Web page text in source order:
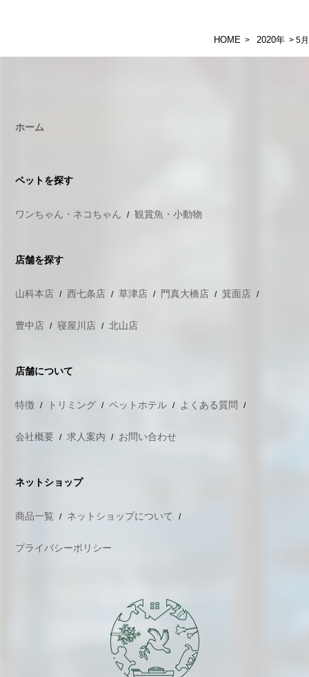
HOME > 2020年 > 5月
ホーム
ペットを探す
ワンちゃん・ネコちゃん 観賞魚・小動物
店舗を探す
山科本店 西七条店 草津店 門真大橋店 箕面店
豊中店 寝屋川店 北山店
店舗について
特徴 トリミング ペットホテル よくある質問
会社概要 求人案内 お問い合わせ
ネットショップ
商品一覧 ネットショップについて
プライバシーポリシー